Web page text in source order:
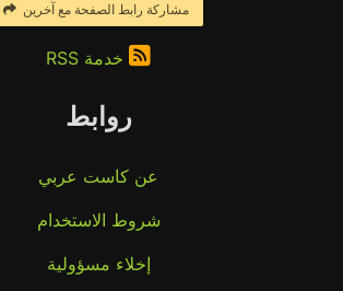
مشاركة رابط الصفحة مع آخرين
خدمة RSS
روابط
عن كاست عربي
شروط الاستخدام
إخلاء مسؤولية